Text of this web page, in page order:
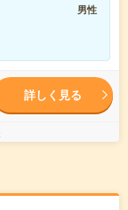
男性
詳しく見る